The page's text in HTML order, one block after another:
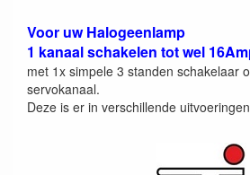
Voor uw Halogeenlamp
1 kanaal schakelen tot wel
met 1x simpele 3 standen schakelaar
servokanaal.
Deze is er in verschillende